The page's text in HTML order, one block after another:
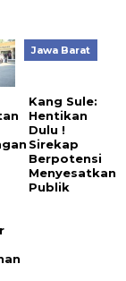
Jawa Barat
Kang Sule:
Hentikan
Dulu !
Sirekap
Berpotensi
Menyesatkan
Publik